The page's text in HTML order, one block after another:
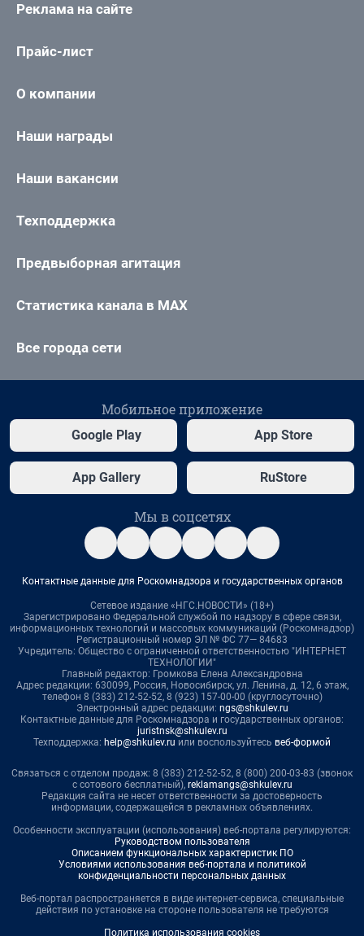
Реклама на сайте
Прайс-лист
О компании
Наши награды
Наши вакансии
Техподдержка
Предвыборная агитация
Статистика канала в MAX
Все города сети
Мобильное приложение
Google Play App Store
App Gallery RuStore
Мы в соцсетях
Контактные данные для Роскомнадзора и государственных органов
Сетевое издание «НГС.НОВОСТИ» (18+)
Зарегистрировано Федеральной службой по надзору в сфере связи,
информационных технологий и массовых коммуникаций (Роскомнадзор)
Регистрационный номер ЭЛ № ФС 77— 84683
Учредитель: Общество с ограниченной ответственностью "ИНТЕРНЕТ
ТЕХНОЛОГИИ"
Главный редактор: Громкова Елена Александровна
Адрес редакции: 630099, Россия, Новосибирск, ул. Ленина, д. 12, 6 этаж,
телефон 8 (383) 212-52-52, 8 (923) 157-00-00 (круглосуточно)
Электронный адрес редакции: ngs@shkulev.ru
Контактные данные для Роскомнадзора и государственных органов:
juristnsk@shkulev.ru
Техподдержка: help@shkulev.ru или воспользуйтесь веб-формой
Связаться с отделом продаж: 8 (383) 212-52-52, 8 (800) 200-03-83 (звонок
с сотового бесплатный), reklamangs@shkulev.ru
Редакция сайта не несет ответственности за достоверность
информации, содержащейся в рекламных объявлениях.
Особенности эксплуатации (использования) веб-портала регулируются:
Руководством пользователя
Описанием функциональных характеристик ПО
Условиями использования веб-портала и политикой
конфиденциальности персональных данных
Веб-портал распространяется в виде интернет-сервиса, специальные
действия по установке на стороне пользователя не требуются
Политика использования cookies